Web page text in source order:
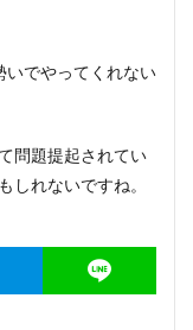
いでやってくれない
問題提起されてい
しれないですね。